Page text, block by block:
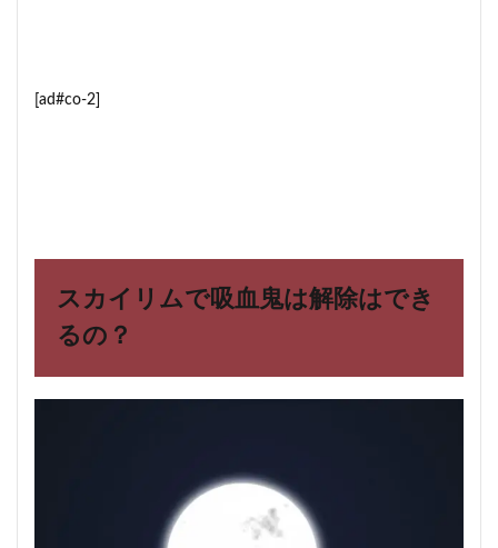
[ad#co-2]
スカイリムで吸血鬼は解除はでき
るの？